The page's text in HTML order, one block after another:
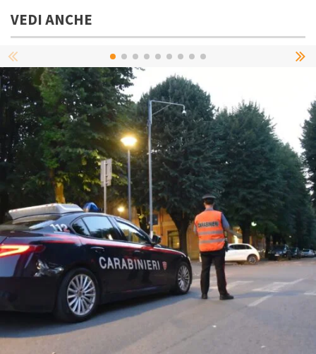
VEDI ANCHE